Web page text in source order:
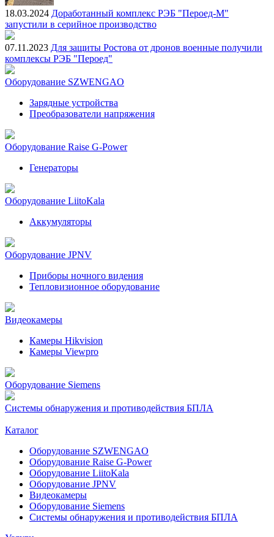
18.03.2024 Доработанный комплекс РЭБ "Пероед-М"
запустили в серийное производство
07.11.2023 Для защиты Ростова от дронов военные получили
комплексы РЭБ "Пероед"
Оборудование SZWENGAO
Зарядные устройства
Преобразователи напряжения
Оборудование Raise G-Power
Генераторы
Оборудование LiitoKala
Аккумуляторы
Оборудование JPNV
Приборы ночного видения
Тепловизионное оборудование
Видеокамеры
Камеры Hikvision
Камеры Viewpro
Оборудование Siemens
Системы обнаружения и противодействия БПЛА
Каталог
Оборудование SZWENGAO
Оборудование Raise G-Power
Оборудование LiitoKala
Оборудование JPNV
Видеокамеры
Оборудование Siemens
Системы обнаружения и противодействия БПЛА